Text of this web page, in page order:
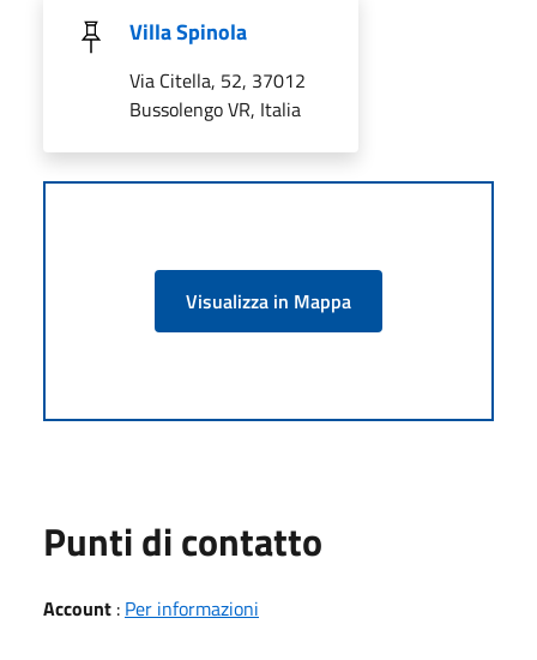
Villa Spinola
Via Citella, 52, 37012
Bussolengo VR, Italia
Visualizza in Mappa
Punti di contatto
Account : Per informazioni